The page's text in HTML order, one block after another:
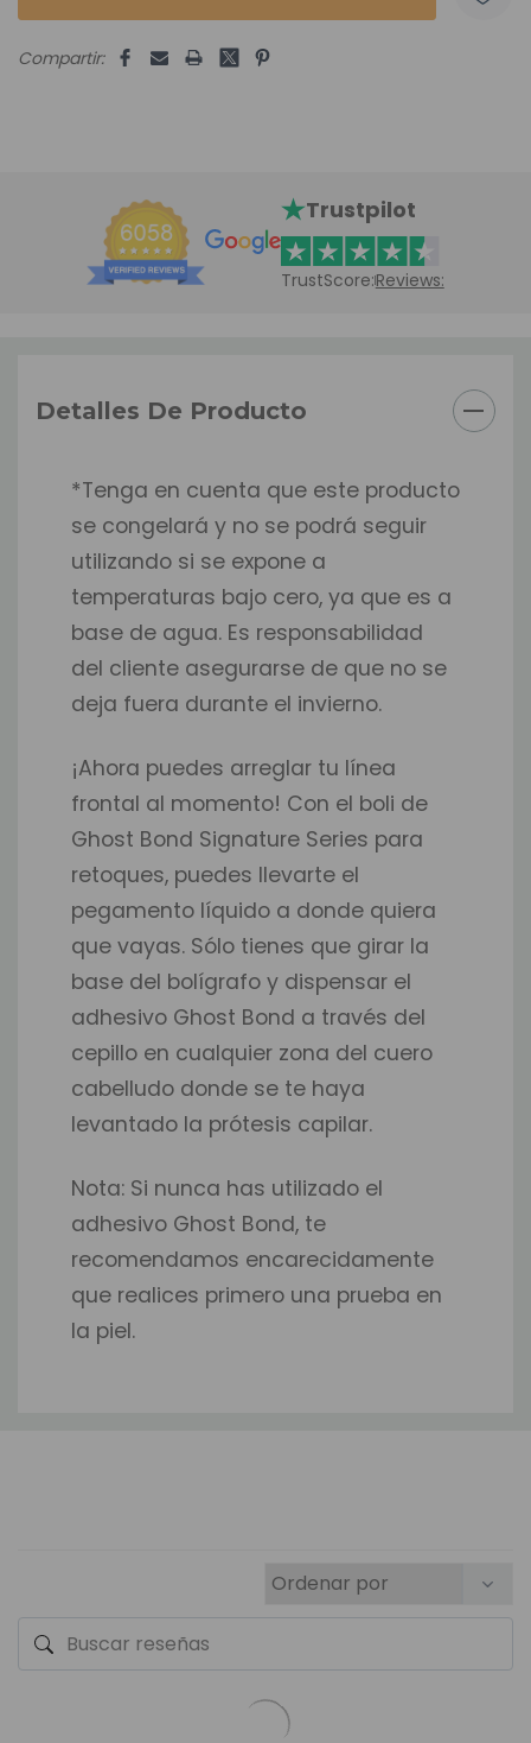
Compartir:
Trustpilot
TrustScore:Reviews:
Detalles De Producto
*Tenga en cuenta que este producto
se congelará y no se podrá seguir
utilizando si se expone a
temperaturas bajo cero, ya que es a
base de agua. Es responsabilidad
del cliente asegurarse de que no se
deja fuera durante el invierno.
¡Ahora puedes arreglar tu línea
frontal al momento! Con el boli de
Ghost Bond Signature Series para
retoques, puedes llevarte el
pegamento líquido a donde quiera
que vayas. Sólo tienes que girar la
base del bolígrafo y dispensar el
adhesivo Ghost Bond a través del
cepillo en cualquier zona del cuero
cabelludo donde se te haya
levantado la prótesis capilar.
Nota: Si nunca has utilizado el
adhesivo Ghost Bond, te
recomendamos encarecidamente
que realices primero una prueba en
la piel.